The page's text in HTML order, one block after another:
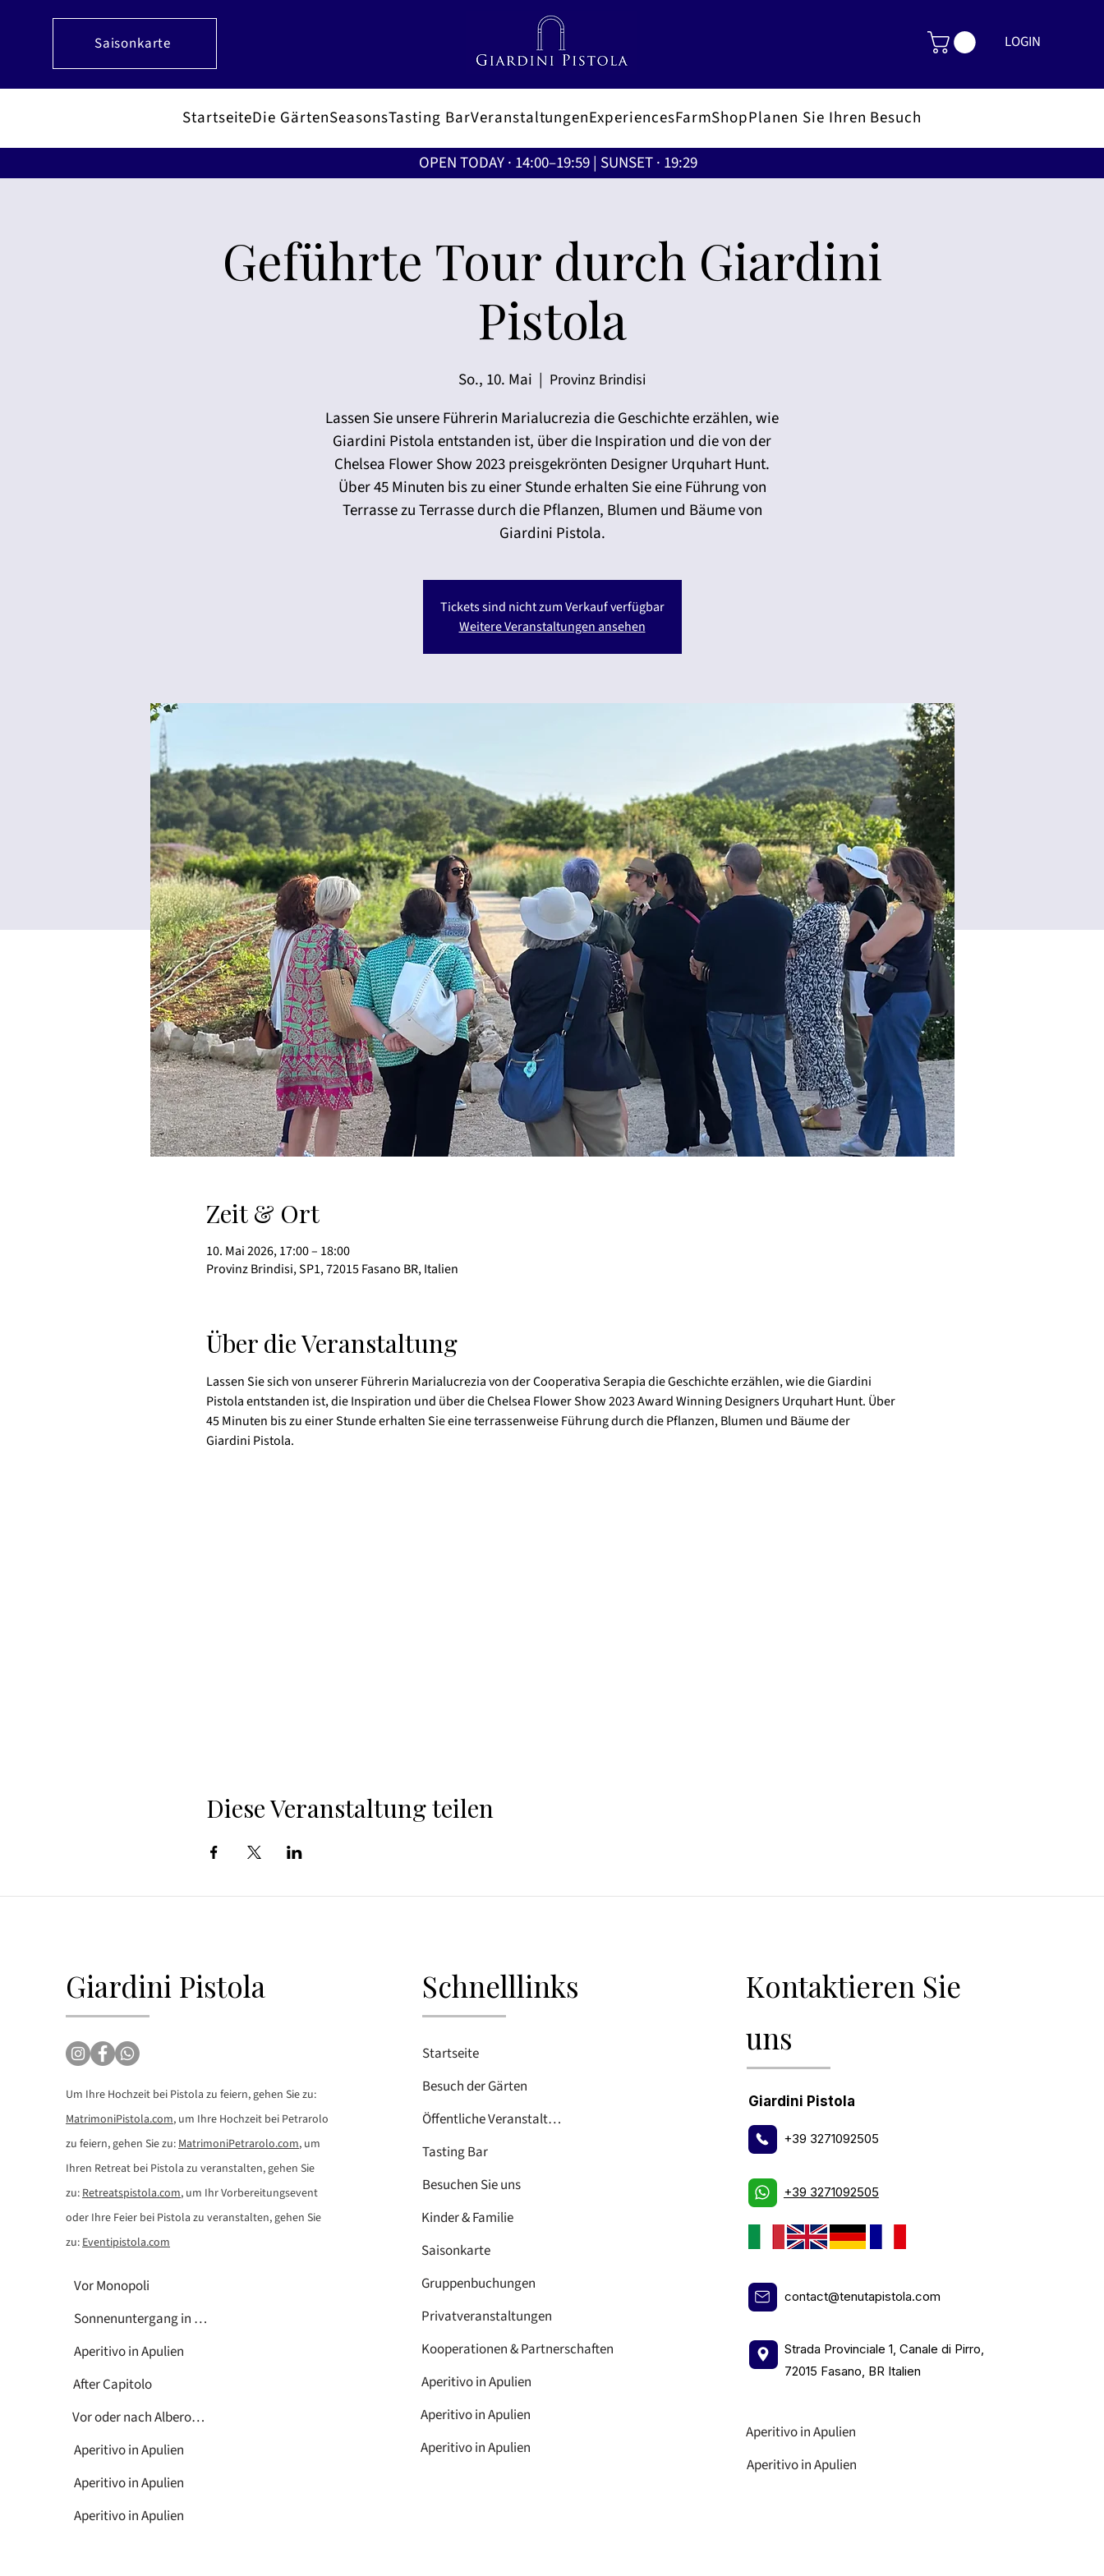
Saisonkarte LOGIN
StartseiteDie GärtenSeasonsTasting BarVeranstaltungenExperiencesFarmShopPlanen Sie Ihren Besuch
OPEN TODAY · 14:00–19:59 | SUNSET · 19:29
Geführte Tour durch Giardini
Pistola
So., 10. Mai
  |
Provinz Brindisi
Lassen Sie unsere Führerin Marialucrezia die Geschichte erzählen, wie
Giardini Pistola entstanden ist, über die Inspiration und die von der
Chelsea Flower Show 2023 preisgekrönten Designer Urquhart Hunt.
Über 45 Minuten bis zu einer Stunde erhalten Sie eine Führung von
Terrasse zu Terrasse durch die Pflanzen, Blumen und Bäume von
Giardini Pistola.
Tickets sind nicht zum Verkauf verfügbar
Weitere Veranstaltungen ansehen
Zeit & Ort
10. Mai 2026, 17:00 – 18:00
Provinz Brindisi, SP1, 72015 Fasano BR, Italien
Über die Veranstaltung
Lassen Sie sich von unserer Führerin Marialucrezia von der Cooperativa Serapia die Geschichte erzählen, wie die Giardini
Pistola entstanden ist, die Inspiration und über die Chelsea Flower Show 2023 Award Winning Designers Urquhart Hunt. Über
45 Minuten bis zu einer Stunde erhalten Sie eine terrassenweise Führung durch die Pflanzen, Blumen und Bäume der
Giardini Pistola.
Diese Veranstaltung teilen
Giardini Pistola
Um Ihre Hochzeit bei Pistola zu feiern, gehen Sie zu:
MatrimoniPistola.com, um Ihre Hochzeit bei Petrarolo
zu feiern, gehen Sie zu: MatrimoniPetrarolo.com, um
Ihren Retreat bei Pistola zu veranstalten, gehen Sie
zu: Retreatspistola.com, um Ihr Vorbereitungsevent
oder Ihre Feier bei Pistola zu veranstalten, gehen Sie
zu: Eventipistola.com
Vor Monopoli
Sonnenuntergang in Apulien
Aperitivo in Apulien
After Capitolo
Vor oder nach Alberobello
Aperitivo in Apulien
Aperitivo in Apulien
Aperitivo in Apulien
Schnelllinks
Startseite
Besuch der Gärten
Öffentliche Veranstaltungen
Tasting Bar
Besuchen Sie uns
Kinder & Familie
Saisonkarte
Gruppenbuchungen
Privatveranstaltungen
Kooperationen & Partnerschaften
Aperitivo in Apulien
Aperitivo in Apulien
Aperitivo in Apulien
Kontaktieren Sie
uns
Giardini Pistola
+39 3271092505
+39 3271092505
contact@tenutapistola.com
Strada Provinciale 1, Canale di Pirro,
72015 Fasano, BR Italien
Aperitivo in Apulien
Aperitivo in Apulien